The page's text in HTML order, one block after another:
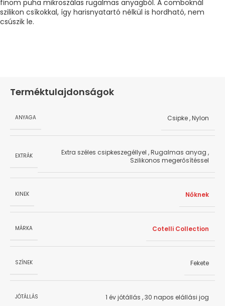
finom puha mikroszálas rugalmas anyagból. A comboknál
szilikon csíkokkal, így harisnyatartó nélkül is hordható, nem
csúszik le.
Terméktulajdonságok
ANYAGA Csipke,Nylon
EXTRÁK Extra széles csipkeszegéllyel ,Rugalmas anyag ,
Szilikonos megerősítéssel
KINEK Nőknek
MÁRKA Cotelli Collection
SZÍNEK Fekete
JÓTÁLLÁS 1 év jótállás ,30 napos elállási jog